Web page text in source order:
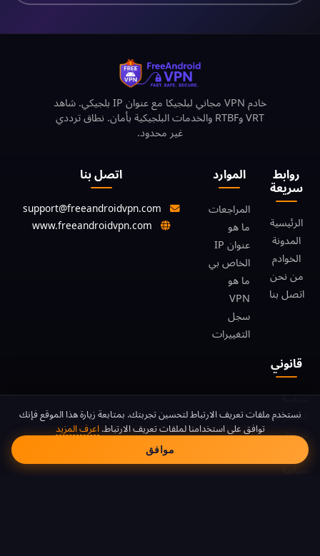
روابط
سريعة
الرئيسية
المدونة
الخوادم
من نحن
اتصل بنا
الموارد
المراجعات
ما هو
عنوان IP
الخاص بي
ما هو
VPN
سجل
التغييرات
قانوني
سياسة
الخصوصية
شروط
الخدمة
سياسة
خادم VPN مجاني لبلجيكا مع عنوان IP بلجيكي. شاهد
VRT وRTBF والخدمات البلجيكية بأمان. نطاق ترددي
غير محدود.
اتصل بنا
موافقة ملفات تعريف
نستخدم ملفات تعريف الارتباط لتحسين تجربتك. بمتابعة زيارة هذا الموقع فإنك
توافق على استخدامنا لملفات تعريف الارتباط.اعرف المزيد
موافق